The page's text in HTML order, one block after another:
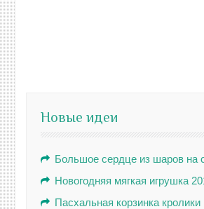
Новые идеи
Большое сердце из шаров на
Новогодняя мягкая игрушка
Пасхальная корзинка кролики